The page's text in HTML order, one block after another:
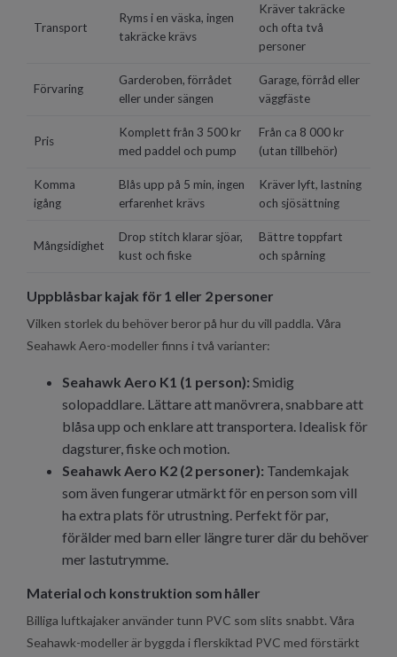
Transport
Ryms i en väska, ingen
takräcke krävs
Kräver takräcke
och ofta två
personer
Förvaring
Garderoben, förrådet
eller under sängen
Garage, förråd eller
väggfäste
Pris
Komplett från 3 500 kr
med paddel och pump
Från ca 8 000 kr
(utan tillbehör)
Komma
igång
Blås upp på 5 min, ingen
erfarenhet krävs
Kräver lyft, lastning
och sjösättning
Mångsidighet
Drop stitch klarar sjöar,
kust och fiske
Bättre toppfart
och spårning
Uppblåsbar kajak för 1 eller 2 personer
Vilken storlek du behöver beror på hur du vill paddla. Våra
Seahawk Aero-modeller finns i två varianter:
Seahawk Aero K1 (1 person): Smidig
solopaddlare. Lättare att manövrera, snabbare att
blåsa upp och enklare att transportera. Idealisk för
dagsturer, fiske och motion.
Seahawk Aero K2 (2 personer): Tandemkajak
som även fungerar utmärkt för en person som vill
ha extra plats för utrustning. Perfekt för par,
förälder med barn eller längre turer där du behöver
mer lastutrymme.
Material och konstruktion som håller
Billiga luftkajaker använder tunn PVC som slits snabbt. Våra
Seahawk-modeller är byggda i flerskiktad PVC med förstärkt